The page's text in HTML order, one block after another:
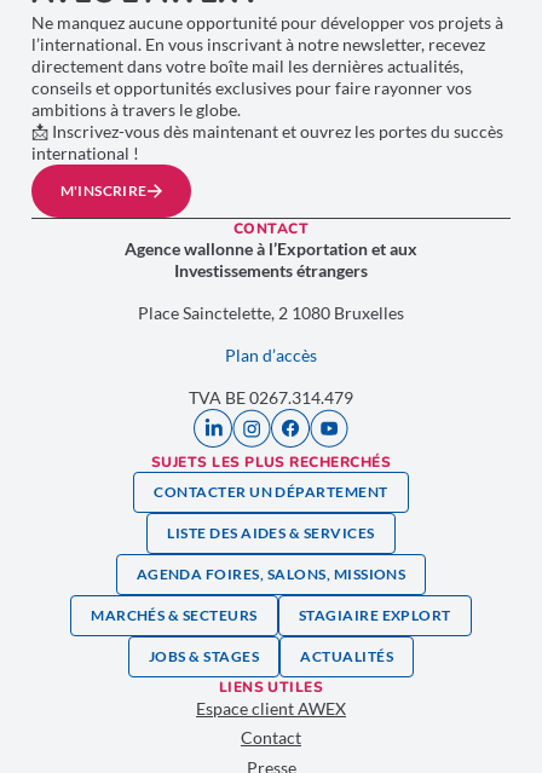
Ne manquez aucune opportunité pour développer vos projets à
l’international. En vous inscrivant à notre newsletter, recevez
directement dans votre boîte mail les dernières actualités,
conseils et opportunités exclusives pour faire rayonner vos
ambitions à travers le globe.
📩 Inscrivez-vous dès maintenant et ouvrez les portes du succès
international !
M'INSCRIRE
CONTACT
Agence wallonne à l’Exportation et aux
Investissements étrangers
Place Sainctelette, 2 1080 Bruxelles
Plan d’accès
TVA BE 0267.314.479
SUJETS LES PLUS RECHERCHÉS
CONTACTER UN DÉPARTEMENT
LISTE DES AIDES & SERVICES
AGENDA FOIRES, SALONS, MISSIONS
MARCHÉS & SECTEURS STAGIAIRE EXPLORT
JOBS & STAGES ACTUALITÉS
LIENS UTILES
Espace client AWEX
Contact
Presse